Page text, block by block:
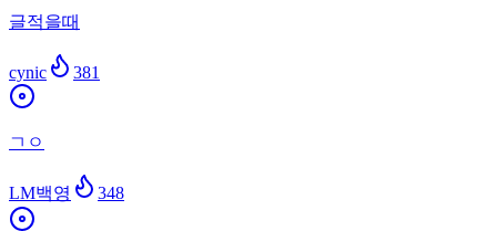
글적을때
cynic 381
ㄱㅇ
LM백영 348